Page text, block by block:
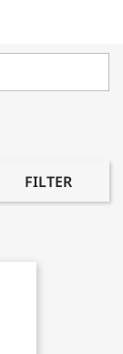
FILTER